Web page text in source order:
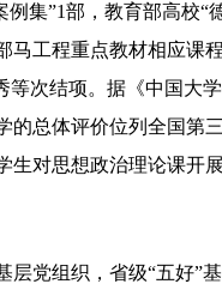
集”1部，教育部高校“
工程重点教材相应课
次结项。据《中国大
的总体评价位列全国第
生对思想政治理论课开
层党组织，省级“五好”